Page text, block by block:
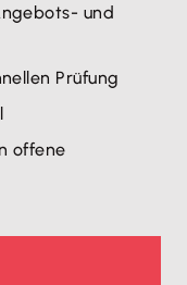
und
Prüfung
offene